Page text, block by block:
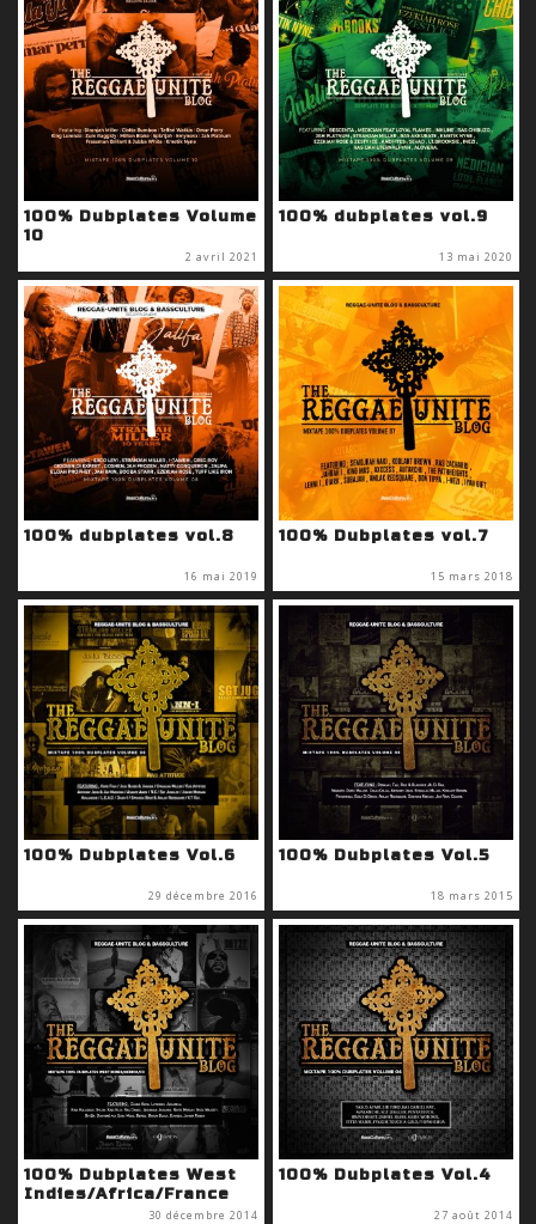
100% Dubplates Volume
10
2 avril 2021
100% dubplates vol.9
13 mai 2020
100% dubplates vol.8
16 mai 2019
100% Dubplates vol.7
15 mars 2018
100% Dubplates Vol.6
29 décembre 2016
100% Dubplates Vol.5
18 mars 2015
100% Dubplates West
Indies/Africa/France
30 décembre 2014
100% Dubplates Vol.4
27 août 2014